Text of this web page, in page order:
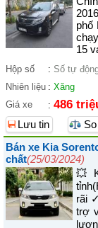
phố
15
Hộp số : Số tự
Nhiên liệu : Xăng
Giá xe
: 486
Lưu tin
Bán xe Kia
chất(25/03/2024)
💥
rãi
trợ